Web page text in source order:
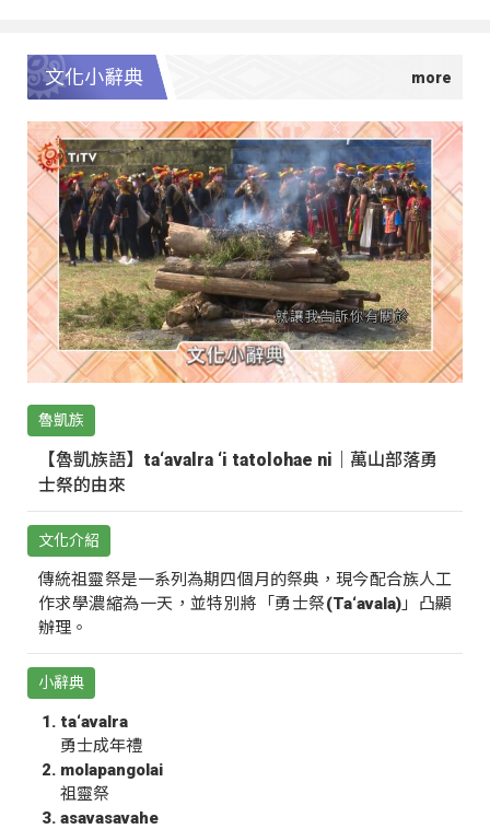
文化小辭典
魯凱族
【魯凱族語】ta‘avalra ‘i tatolohae ni｜萬山部落勇
士祭的由來
文化介紹
傳統祖靈祭是一系列為期四個月的祭典，現今配合族人工
作求學濃縮為一天，並特別將「勇士祭(Ta‘avala)」凸顯
辦理。
小辭典
ta‘avalra
勇士成年禮
molapangolai
祖靈祭
asavasavahe